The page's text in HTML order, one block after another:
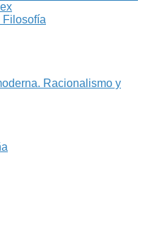
Filosofía
Racionalismo y